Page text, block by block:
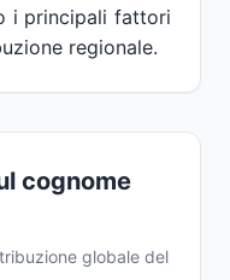
i principali fattori
regionale.
cognome
globale del